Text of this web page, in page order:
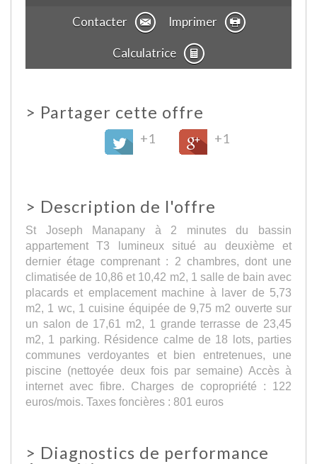
Contacter Imprimer
Calculatrice
> Partager cette offre
+1 +1
> Description de l'offre
St Joseph Manapany à 2 minutes du bassin
appartement T3 lumineux situé au deuxième et
dernier étage comprenant : 2 chambres, dont une
climatisée de 10,86 et 10,42 m2, 1 salle de bain avec
placards et emplacement machine à laver de 5,73
m2, 1 wc, 1 cuisine équipée de 9,75 m2 ouverte sur
un salon de 17,61 m2, 1 grande terrasse de 23,45
m2, 1 parking. Résidence calme de 18 lots, parties
communes verdoyantes et bien entretenues, une
piscine (nettoyée deux fois par semaine) Accès à
internet avec fibre. Charges de copropriété : 122
euros/mois. Taxes foncières : 801 euros
> Diagnostics de performance